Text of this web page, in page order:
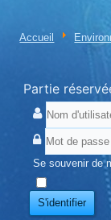
Accueil
Partie
Se souvenir de
S'identifier